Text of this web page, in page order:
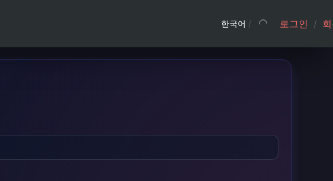
한국어 / 로그인 /